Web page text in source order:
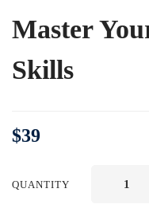
Master
Skills
$39
QUANTITY